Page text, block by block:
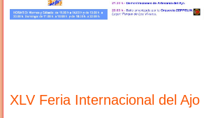
XLV Feria Internacional del Ajo